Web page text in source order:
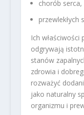
chorób serca,
przewlekłych
Ich właściwości
odgrywają
stanów
zdrowia i
rozważyć
jako naturalny
organizmu i